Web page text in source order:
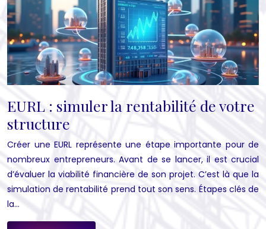
EURL : simuler la rentabilité de votre
structure
Créer une EURL représente une étape importante pour de
nombreux entrepreneurs. Avant de se lancer, il est crucial
d’évaluer la viabilité financière de son projet. C’est là que la
simulation de rentabilité prend tout son sens. Étapes clés de
la…